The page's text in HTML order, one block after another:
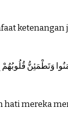
hati mereka